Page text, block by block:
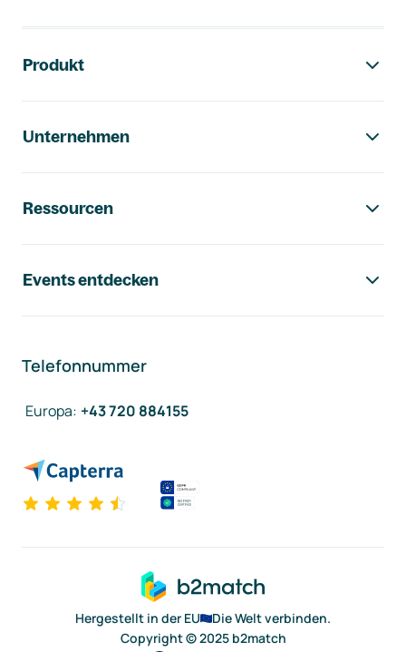
Produkt
Unternehmen
Ressourcen
Events entdecken
Telefonnummer
Europa: +43 720 884155
Hergestellt in der EU
Die Welt verbinden.
Copyright © 2025 b2match